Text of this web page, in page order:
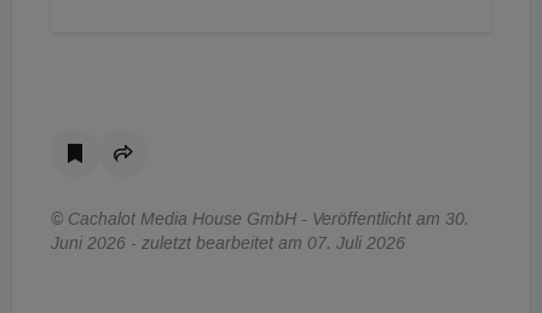
© Cachalot Media House GmbH - Veröffentlicht am 30.
Juni 2026 - zuletzt bearbeitet am 07. Juli 2026